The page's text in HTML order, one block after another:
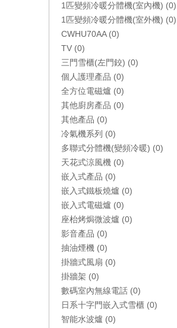
1匹變頻冷暖分體機(室內機) (0)
1匹變頻冷暖分體機(室外機) (0)
CWHU70AA (0)
TV (0)
三門雪櫃(左門鉸) (0)
個人護理產品 (0)
全方位電磁爐 (0)
其他廚房產品 (0)
其他產品 (0)
冷氣機系列 (0)
多聯式分體機(變頻冷暖) (0)
天花式涼風機 (0)
嵌入式產品 (0)
嵌入式鐵板燒爐 (0)
嵌入式電磁爐 (0)
座枱烤焗微波爐 (0)
影音產品 (0)
抽油煙機 (0)
掛牆式風扇 (0)
掛牆架 (0)
數碼室內無線電話 (0)
日系十字門嵌入式雪櫃 (0)
智能水波爐 (0)